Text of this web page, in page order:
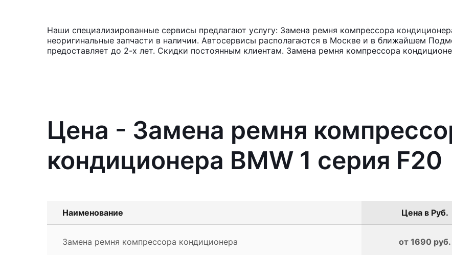
Наши специализированные сервисы предлагают услугу: Замена ремня компрессора
неоригинальные запчасти в наличии. Автосервисы располагаются в Москве и в ближайшем
предоставляет до 2-х лет. Скидки постоянным клиентам. Замена ремня компрессора
Цена - Замена ремня
кондиционера BMW 1 серия F20
Наименование Цена в Руб.
Замена ремня компрессора кондиционера от 1690 руб.